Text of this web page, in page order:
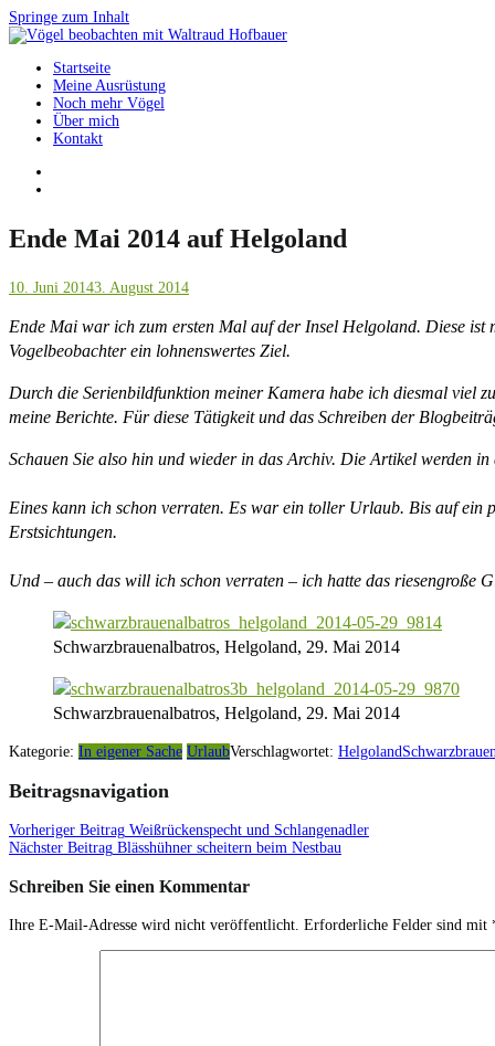
Springe zum Inhalt
Vögel beobachten mit Waltraud Hofbauer
Startseite
Meine Ausrüstung
Noch mehr Vögel
Über mich
Kontakt
Ende Mai 2014 auf Helgoland
10. Juni 20143. August 2014
Ende Mai war ich zum ersten Mal auf der Insel Helgoland. Diese
Vogelbeobachter ein lohnenswertes Ziel.
Durch die Serienbildfunktion meiner Kamera habe ich diesmal viel
meine Berichte. Für diese Tätigkeit und das Schreiben der
Schauen Sie also hin und wieder in das Archiv. Die Artikel werden
Eines kann ich schon verraten. Es war ein toller Urlaub. Bis auf ein
Erstsichtungen.
Und – auch das will ich schon verraten – ich hatte das riesengroße
Schwarzbrauenalbatros, Helgoland, 29. Mai 2014
Schwarzbrauenalbatros, Helgoland, 29. Mai 2014
Kategorie: In eigener Sache UrlaubVerschlagwortet: Helgoland
Beitragsnavigation
Vorheriger Beitrag Weißrückenspecht und Schlangenadler
Nächster Beitrag Blässhühner scheitern beim Nestbau
Schreiben Sie einen Kommentar
Ihre E-Mail-Adresse wird nicht veröffentlicht. Erforderliche Felder sind mit